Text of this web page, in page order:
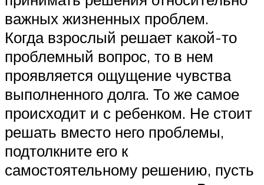
важных жизненных проблем.
Когда взрослый решает какой-то
проблемный вопрос, то в нем
проявляется ощущение чувства
выполненного долга. То же самое
происходит и с ребенком. Не стоит
решать вместо него проблемы,
подтолкните его к
самостоятельному решению, пусть